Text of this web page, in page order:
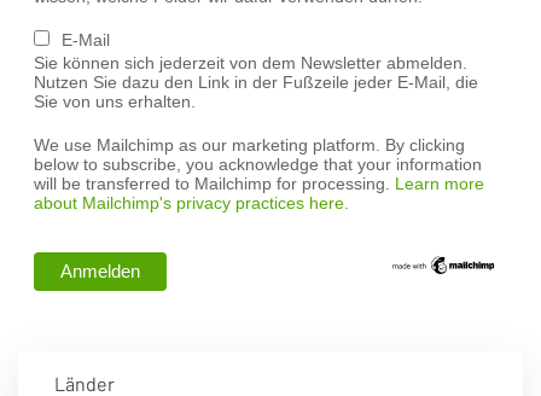
E-Mail
Sie können sich jederzeit von dem Newsletter abmelden.
Nutzen Sie dazu den Link in der Fußzeile jeder E-Mail, die
Sie von uns erhalten.
We use Mailchimp as our marketing platform. By clicking
below to subscribe, you acknowledge that your information
will be transferred to Mailchimp for processing. Learn more
about Mailchimp's privacy practices here.
Länder